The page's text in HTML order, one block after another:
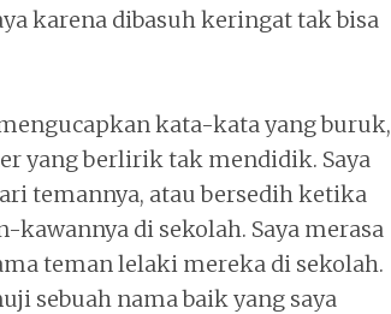
karena dibasuh keringat tak bisa
kata-kata yang buruk,
yang berlirik tak mendidik. Saya
temannya, atau bersedih ketika
di sekolah. Saya merasa
teman lelaki mereka di sekolah.
sebuah nama baik yang saya